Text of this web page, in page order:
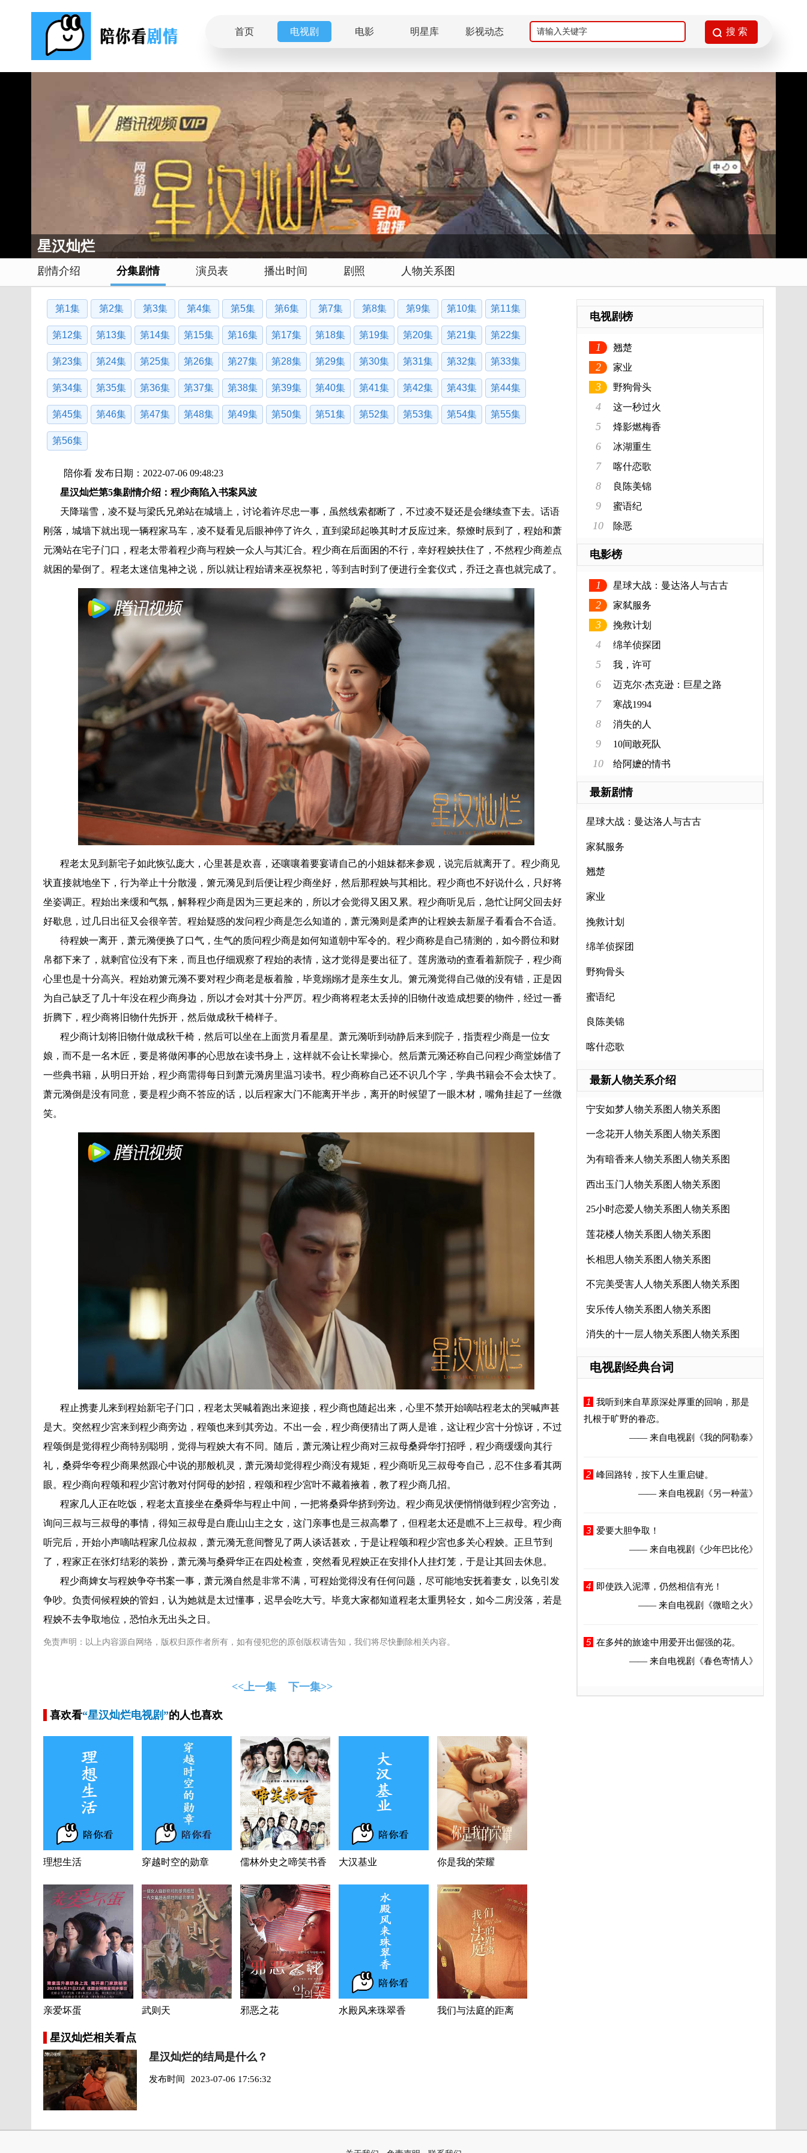
首页 电视剧 电影 明星库 影视动态
星汉灿烂
剧情介绍 分集剧情 演员表 播出时间 剧照 人物关系图
第1集 第2集 第3集 第4集 第5集 第6集 第7集 第8集 第9集 第10集 第11集
第12集 第13集 第14集 第15集 第16集 第17集 第18集 第19集 第20集 第21集 第22集
第23集 第24集 第25集 第26集 第27集 第28集 第29集 第30集 第31集 第32集 第33集
第34集 第35集 第36集 第37集 第38集 第39集 第40集 第41集 第42集 第43集 第44集
第45集 第46集 第47集 第48集 第49集 第50集 第51集 第52集 第53集 第54集 第55集
第56集
陪你看 发布日期：2022-07-06 09:48:23
星汉灿烂第5集剧情介绍：程少商陷入书案风波
天降瑞雪，凌不疑与梁氏兄弟站在城墙上，讨论着许尽忠一事，虽然线索都断了，不过凌不疑还是会继续查下去。话语
刚落，城墙下就出现一辆程家马车，凌不疑看见后眼神停了许久，直到梁邱起唤其时才反应过来。祭燎时辰到了，程始和萧
元漪站在宅子门口，程老太带着程少商与程姎一众人与其汇合。程少商在后面困的不行，幸好程姎扶住了，不然程少商差点
就困的晕倒了。程老太迷信鬼神之说，所以就让程始请来巫祝祭祀，等到吉时到了便进行全套仪式，乔迁之喜也就完成了。
程老太见到新宅子如此恢弘庞大，心里甚是欢喜，还嚷嚷着要宴请自己的小姐妹都来参观，说完后就离开了。程少商见
状直接就地坐下，行为举止十分散漫，箫元漪见到后便让程少商坐好，然后那程姎与其相比。程少商也不好说什么，只好将
坐姿调正。程始出来缓和气氛，解释程少商是因为三更起来的，所以才会觉得又困又累。程少商听见后，急忙让阿父回去好
好歇息，过几日出征又会很辛苦。程始疑惑的发问程少商是怎么知道的，萧元漪则是柔声的让程姎去新屋子看看合不合适。
待程姎一离开，萧元漪便换了口气，生气的质问程少商是如何知道朝中军令的。程少商称是自己猜测的，如今爵位和财
帛都下来了，就剩官位没有下来，而且也仔细观察了程始的表情，这才觉得是要出征了。莲房激动的查看着新院子，程少商
心里也是十分高兴。程始劝箫元漪不要对程少商老是板着脸，毕竟嫋嫋才是亲生女儿。箫元漪觉得自己做的没有错，正是因
为自己缺乏了几十年没在程少商身边，所以才会对其十分严厉。程少商将程老太丢掉的旧物什改造成想要的物件，经过一番
折腾下，程少商将旧物什先拆开，然后做成秋千椅样子。
程少商计划将旧物什做成秋千椅，然后可以坐在上面赏月看星星。萧元漪听到动静后来到院子，指责程少商是一位女
娘，而不是一名木匠，要是将做闲事的心思放在读书身上，这样就不会让长辈操心。然后萧元漪还称自己问程少商堂姊借了
一些典书籍，从明日开始，程少商需得每日到萧元漪房里温习读书。程少商称自己还不识几个字，学典书籍会不会太快了。
萧元漪倒是没有同意，要是程少商不答应的话，以后程家大门不能离开半步，离开的时候望了一眼木材，嘴角挂起了一丝微
笑。
程止携妻儿来到程始新宅子门口，程老太哭喊着跑出来迎接，程少商也随起出来，心里不禁开始嘀咕程老太的哭喊声甚
是大。突然程少宮来到程少商旁边，程颂也来到其旁边。不出一会，程少商便猜出了两人是谁，这让程少宮十分惊讶，不过
程颂倒是觉得程少商特别聪明，觉得与程姎大有不同。随后，萧元漪让程少商对三叔母桑舜华打招呼，程少商缓缓向其行
礼，桑舜华夸程少商果然跟心中说的那般机灵，萧元漪却觉得程少商没有规矩，程少商听见三叔母夸自己，忍不住多看其两
眼。程少商向程颂和程少宮讨教对付阿母的妙招，程颂和程少宮叶不藏着掖着，教了程少商几招。
程家几人正在吃饭，程老太直接坐在桑舜华与程止中间，一把将桑舜华挤到旁边。程少商见状便悄悄做到程少宮旁边，
询问三叔与三叔母的事情，得知三叔母是白鹿山山主之女，这门亲事也是三叔高攀了，但程老太还是瞧不上三叔母。程少商
听完后，开始小声嘀咕程家几位叔叔，萧元漪无意间瞥见了两人谈话甚欢，于是让程颂和程少宮也多关心程姎。正旦节到
了，程家正在张灯结彩的装扮，萧元漪与桑舜华正在四处检查，突然看见程姎正在安排仆人挂灯笼，于是让其回去休息。
程少商婢女与程姎争夺书案一事，萧元漪自然是非常不满，可程始觉得没有任何问题，尽可能地安抚着妻女，以免引发
争吵。负责伺候程姎的管妇，认为她就是太过懂事，迟早会吃大亏。毕竟大家都知道程老太重男轻女，如今二房没落，若是
程姎不去争取地位，恐怕永无出头之日。
免责声明：以上内容源自网络，版权归原作者所有，如有侵犯您的原创版权请告知，我们将尽快删除相关内容。
<<上一集 下一集>>
喜欢看“星汉灿烂电视剧”的人也喜欢
理想生活 穿越时空的勋章 儒林外史之啼笑书香 大汉基业 你是我的荣耀
亲爱坏蛋 武则天 邪恶之花 水殿风来珠翠香 我们与法庭的距离
星汉灿烂相关看点
星汉灿烂的结局是什么？
发布时间 2023-07-06 17:56:32
电视剧榜
1 翘楚
2 家业
3 野狗骨头
4 这一秒过火
5 烽影燃梅香
6 冰湖重生
7 喀什恋歌
8 良陈美锦
9 蜜语纪
10 除恶
电影榜
1 星球大战：曼达洛人与古古
2 家弑服务
3 挽救计划
4 绵羊侦探团
5 我，许可
6 迈克尔·杰克逊：巨星之路
7 寒战1994
8 消失的人
9 10间敢死队
10 给阿嬷的情书
最新剧情
星球大战：曼达洛人与古古
家弑服务
翘楚
家业
挽救计划
绵羊侦探团
野狗骨头
蜜语纪
良陈美锦
喀什恋歌
最新人物关系介绍
宁安如梦人物关系图人物关系图
一念花开人物关系图人物关系图
为有暗香来人物关系图人物关系图
西出玉门人物关系图人物关系图
25小时恋爱人物关系图人物关系图
莲花楼人物关系图人物关系图
长相思人物关系图人物关系图
不完美受害人人物关系图人物关系图
安乐传人物关系图人物关系图
消失的十一层人物关系图人物关系图
电视剧经典台词
1
我听到来自草原深处厚重的回响，那是
扎根于旷野的眷恋。
—— 来自电视剧
《我的阿勒泰》
2 峰回路转，按下人生重启键。
—— 来自电视剧
《另一种蓝》
3
爱要大胆争取！
—— 来自电视剧
《少年巴比伦》
4
即使跌入泥潭，仍然相信有光！
—— 来自电视剧
《微暗之火》
5 在多舛的旅途中用爱开出倔强的花。
—— 来自电视剧
《春色寄情人》